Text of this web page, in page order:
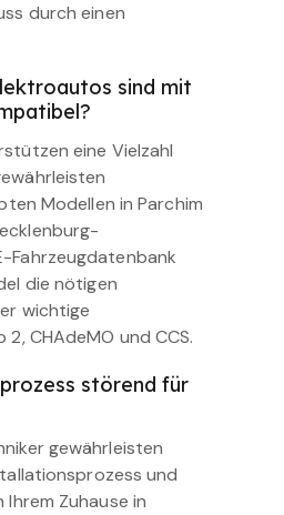
durch einen
sind mit
eine Vielzahl
Modellen in Parchim
Fahrzeugdatenbank
die nötigen
wichtige
CHAdeMO und CCS.
störend für
gewährleisten
und
Zuhause in